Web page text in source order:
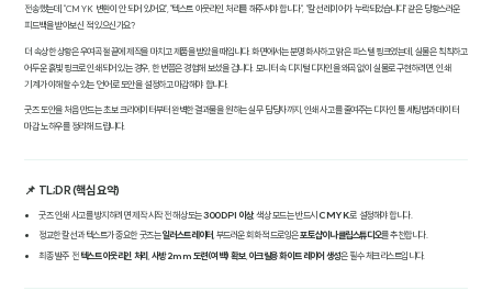
전송했는데, "CMYK 변환이 안 되어 있어요", "텍스트 아웃라인 처리를 해주셔야 합니다", "칼선 레이어가 누락되었습니다" 같은 당황스러운
피드백을 받아보신 적 있으신가요?
더 속상한 상황은 우여곡절 끝에 제작을 마치고 제품을 받았을 때입니다. 화면에서는 분명 화사하고 맑은 파스텔 핑크였는데, 실물은 칙칙하고
어두운 흙빛 핑크로 인쇄되어 있는 경우, 한 번쯤은 경험해 보셨을 겁니다. 모니터 속 디지털 디자인을 왜곡 없이 실물로 구현하려면, 인쇄
기계가 이해할 수 있는 '언어'로 도안을 설정하고 마감해야 합니다.
굿즈 도안을 처음 만드는 초보 크리에이터부터 완벽한 결과물을 원하는 실무 담당자까지, 인쇄 사고를 줄여주는 디자인 툴 세팅법과 데이터
마감 노하우를 정리해 드립니다.
📌 TL;DR (핵심 요약)
굿즈 인쇄 사고를 방지하려면 제작 시작 전 해상도는300DPI 이상, 색상 모드는 반드시 CMYK로 설정해야 합니다.
정교한 칼선과 텍스트가 중요한 굿즈는일러스트레이터, 부드러운 회화적 드로잉은포토샵이나 클립스튜디오를 추천합니다.
최종 발주 전 텍스트 아웃라인 처리 사방 2mm 도련(여백) 확보, 아크릴용 화이트 레이어 생성은 필수 체크리스트입니다.